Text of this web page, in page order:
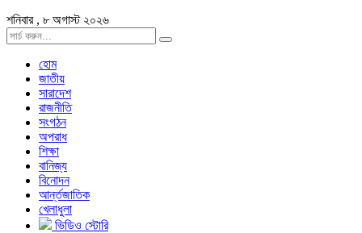
শনিবার , ৮ অগাস্ট ২০২৬
হোম
জাতীয়
সারাদেশ
রাজনীতি
সংগঠন
অপরাধ
শিক্ষা
বানিজ্য
বিনোদন
আর্ন্তজাতিক
খেলাধুলা
ভিডিও স্টোরি